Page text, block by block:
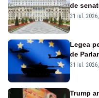
de
31 iul.
Legea
de
31 iul.
Trump